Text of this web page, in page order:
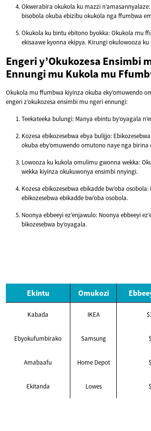
Okwerabira okukola ku mazzi
bisobola okuba ebizibu okukola nga ffumbwa
Okukola ku bintu ebitono byokka: Okukola mu
ekisaawe kyonna ekipya. Kirungi okulowooza
Engeri y’Okukozesa Ensimbi
Ennungi mu Kukola mu
Okukola mu ffumbwa kiyinza okuba eky’omuwendo
engeri z’okukozesa ensimbi mu ngeri ennungi:
Teekateeka bulungi: Manya ebintu by’oyagala
Kozesa ebikozesebwa ebya bulijjo:
okuba eby’omuwendo omutono naye nga birina
Lowooza ku kukola omulimu gwonna wekka:
wekka kiyinza okukuwonya ensimbi nnyingi.
Kozesa ebikozesebwa ebikadde bw’oba
ebikozesebwa ebikadde bw’oba osobola.
Noonya ebbeeyi ez’enjawulo: Noonya ebbeeyi
bikozesebwa by’oyagala.
Ekintu Omukozi
Kabada IKEA
Ebyokufumbirako Samsung
Amabaafu Home Depot
Ekitanda Lowes